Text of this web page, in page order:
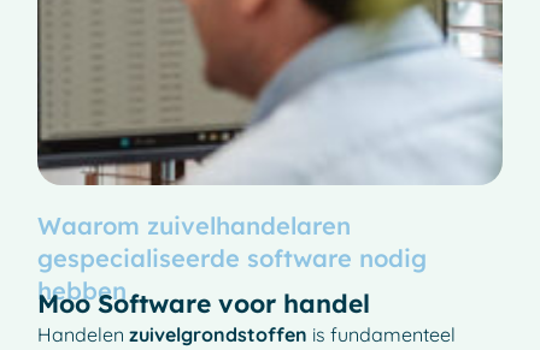
Waarom zuivelhandelaren
gespecialiseerde software nodig
hebben
Moo Software voor handel
Handelen zuivelgrondstoffen is fundamenteel